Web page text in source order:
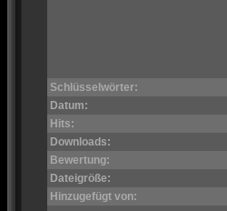
Schlüsselwörter:
Datum:
Hits:
Downloads:
Bewertung:
Dateigröße:
Hinzugefügt von: